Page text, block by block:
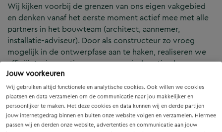
Jouw voorkeuren
Wij gebruiken altijd functionele en analytische cookies. Ook willen we cookies
plaatsen en data verzamelen om de communicatie naar jou makkelijker en
persoonlijker te maken. Met deze cookies en data kunnen wij en derde partijen
jouw internetgedrag binnen en buiten onze website volgen en verzamelen. Hiermee
passen wij en derden onze website, advertenties en communicatie aan jouw
Wij kijken voorbij de grenzen van ons eigen vakgebied
en denken vanaf het eerste moment actief mee met alle
partners in het bouwteam (architect, aannemer,
installatie-adviseur). Door als constructeur zo vroeg
mogelijk in de ontwerpfase aan te haken, realiseren we
efficiënte, innovatieve en economisch optimale
constructies — voor zowel nieuwbouw als renovatie.
Onze Expertises en Activiteiten
B&Z Bouwtechniek verzorgt het volledige constructieve